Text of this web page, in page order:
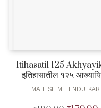
Itihasatil 125
इतिहासातील १२५
MAHESH M. TENDULKAR